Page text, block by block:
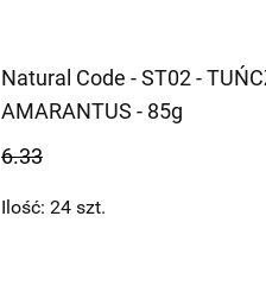
Natural Code - ST02 -
AMARANTUS - 85g
6.33
Ilość: 24 szt.